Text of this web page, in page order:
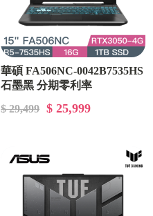
華碩 FA506NC-0042B7535HS
石墨黑 分期零利率
$ 29,499
$ 25,999